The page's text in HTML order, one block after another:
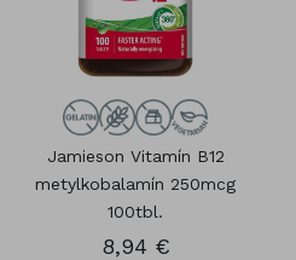
Jamieson Vitamín B12
metylkobalamín 250mcg
100tbl.
8,94 €